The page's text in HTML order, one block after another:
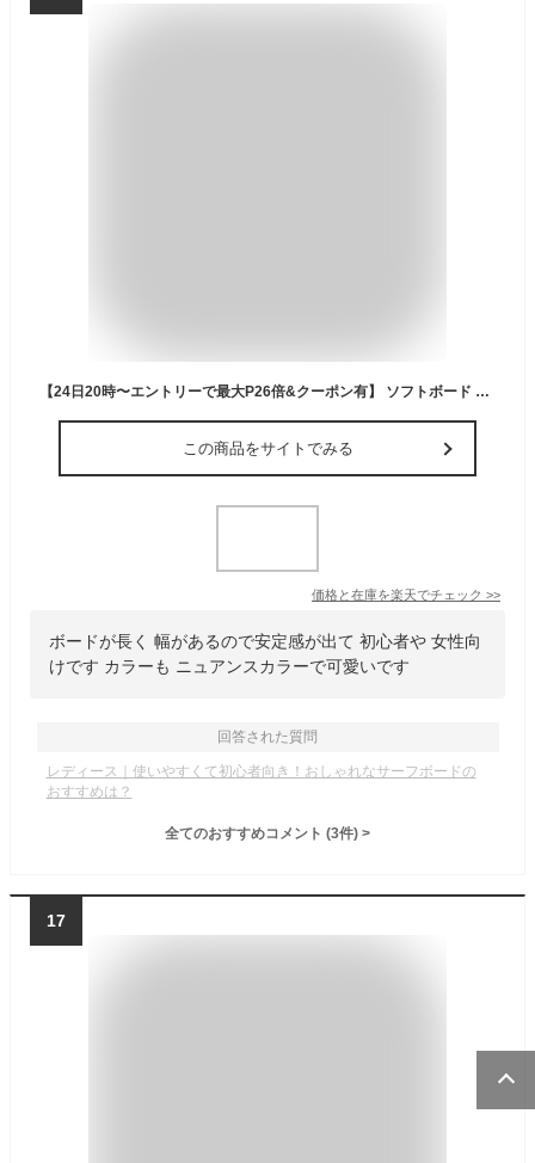
【24日20時〜エントリーで最大P26倍&クーポン有】 ソフトボード リーシュコードプレゼント ミックファニング ソフトサーフボード ザ ビースティ 6’0 ホワイト MICK FANNING SOFT BOARDS THE BEASTIE WHITE FCS2 トライフィン ファンボード ビースト サーフィン
この商品をサイトでみる
価格と在庫を楽天でチェック >>
ボードが長く 幅があるので安定感が出て 初心者や 女性向
けです カラーも ニュアンスカラーで可愛いです
回答された質問
レディース｜使いやすくて初心者向き！おしゃれなサーフボードの
おすすめは？
全てのおすすめコメント (3件) >
17